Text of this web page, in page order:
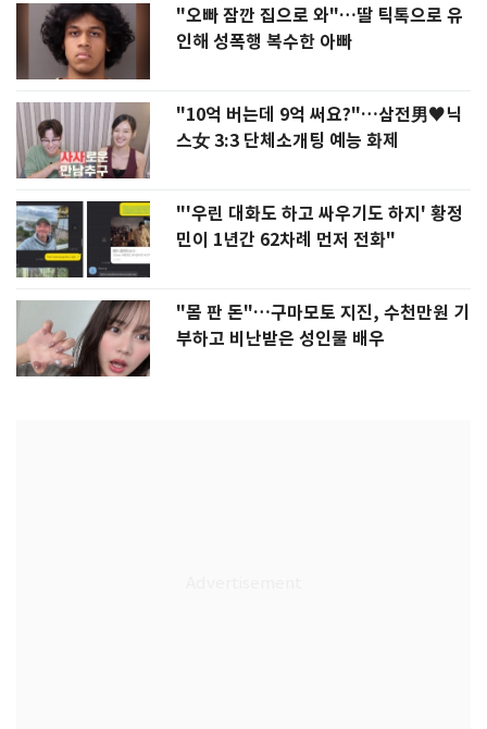
"오빠 잠깐 집으로 와"…딸 틱톡으로 유
인해 성폭행 복수한 아빠
"10억 버는데 9억 써요?"…삼전男♥닉
스女 3:3 단체소개팅 예능 화제
"'우린 대화도 하고 싸우기도 하지' 황정
민이 1년간 62차례 먼저 전화"
"몸 판 돈"…구마모토 지진, 수천만원 기
부하고 비난받은 성인물 배우